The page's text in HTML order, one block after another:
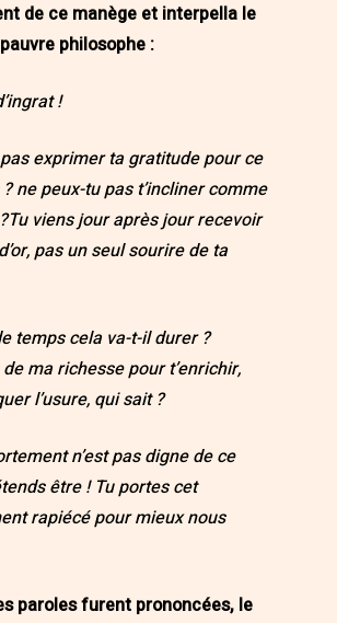
de ce manège et interpella le
philosophe :
!
exprimer ta gratitude pour ce
ne peux-tu pas t’incliner comme
viens jour après jour recevoir
pas un seul sourire de ta
temps cela va-t-il durer ?
ma richesse pour t’enrichir,
l’usure, qui sait ?
n’est pas digne de ce
être ! Tu portes cet
rapiécé pour mieux nous
paroles furent prononcées, le